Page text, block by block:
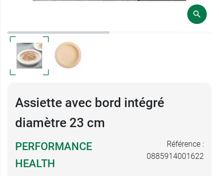
Assiette avec bord intégré
diamètre 23 cm
PERFORMANCE
HEALTH
Référence :
0885914001622